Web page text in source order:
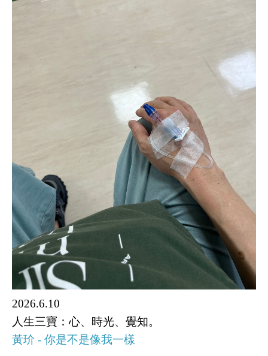
2026.6.10
人生三寶：心、時光、覺知。
黃玠 - 你是不是像我一樣